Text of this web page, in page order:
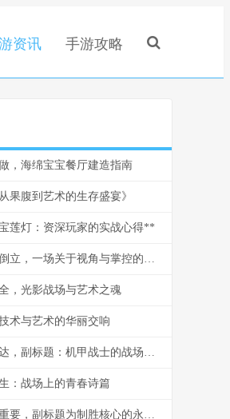
资讯 手游攻略
，海绵宝宝餐厅建造指南
果腹到艺术的生存盛宴》
莲灯：资深玩家的实战心得**
**我的世界自己怎么倒立，一场关于视角与掌控的哲学戏谑**
，光影战场与艺术之魂
术与艺术的华丽交响
如何操控和平精英高达，副标题：机甲战士的战场生存法则
：战场上的青春诗篇
在和平精英里什么最重要，副标题为制胜核心的永恒追问